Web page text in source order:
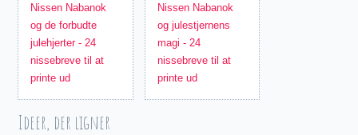
Nissen Nabanok
og de forbudte
julehjerter - 24
nissebreve til at
printe ud
Nissen Nabanok
og julestjernens
magi - 24
nissebreve til at
printe ud
Ideer, der ligner